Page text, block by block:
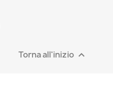
Torna all'inizio 